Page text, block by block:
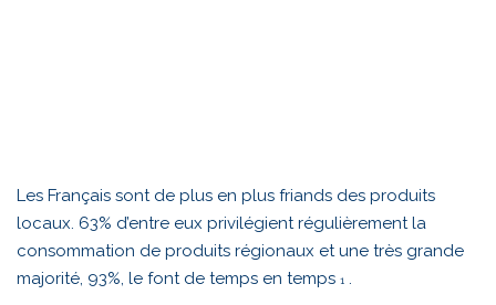
Les Français sont de plus en plus friands des produits
locaux. 63% d’entre eux privilégient régulièrement la
consommation de produits régionaux et une très grande
majorité, 93%, le font de temps en temps 1 .